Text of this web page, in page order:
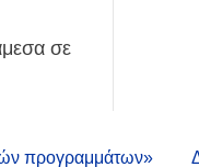
σε
προγραμμάτων»